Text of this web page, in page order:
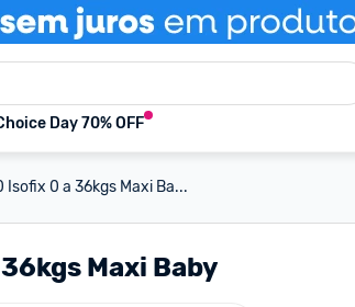
Day 70% OFF
Isofix 0 a 36kgs Maxi Ba...
Maxi Baby